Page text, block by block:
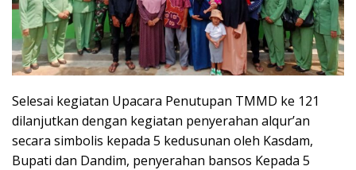
Selesai kegiatan Upacara Penutupan TMMD ke 121
dilanjutkan dengan kegiatan penyerahan alqur’an
secara simbolis kepada 5 kedusunan oleh Kasdam,
Bupati dan Dandim, penyerahan bansos Kepada 5